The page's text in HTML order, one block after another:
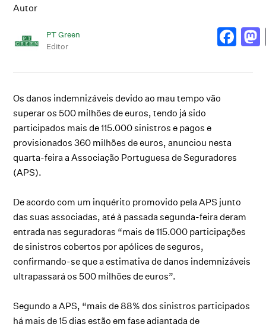
Autor
PT Green
Editor
Os danos indemnizáveis devido ao mau tempo vão
superar os 500 milhões de euros, tendo já sido
participados mais de 115.000 sinistros e pagos e
provisionados 360 milhões de euros, anunciou nesta
quarta-feira a Associação Portuguesa de Seguradores
(APS).
De acordo com um inquérito promovido pela APS junto
das suas associadas, até à passada segunda-feira deram
entrada nas seguradoras “mais de 115.000 participações
de sinistros cobertos por apólices de seguros,
confirmando-se que a estimativa de danos indemnizáveis
ultrapassará os 500 milhões de euros”.
Segundo a APS, “mais de 88% dos sinistros participados
há mais de 15 dias estão em fase adiantada de